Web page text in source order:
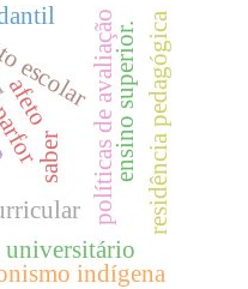
políticas de avaliação
universitário
indígena
saber residência pedagógica
e
n
s
i
n
o
s
u
p
e
r
i
o
r
.
afeto